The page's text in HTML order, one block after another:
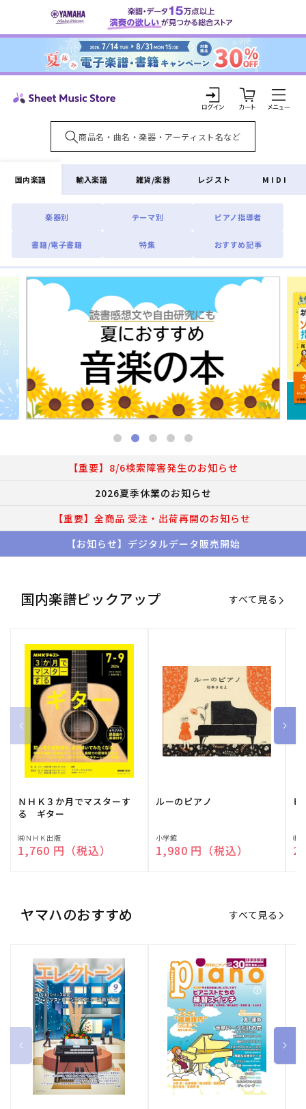
ンツに
ロ
グ
イ
ン
カ
ー
ト
国内楽譜
楽器別 テーマ別 ピアノ指導者
書籍/電子書籍 特集 おすすめ記事
輸入楽譜 雑貨/楽器 レジスト MIDI
【重要】8/6検索障害発生のお知らせ
2026夏季休業のお知らせ
【重要】全商品 受注・出荷再開のお知らせ
【お知らせ】デジタルデータ販売開始
国内楽譜ピックアップ すべて見る
ＮＨＫ３か月でマスターす
る ギター
販
売
㈱ＮＨＫ出版
通常価格
1,760 円（税込）
ルーのピアノ
販
売
小学館
通常価格
1,980 円（税込）
ピ
販
売
㈱
ヤマハのおすすめ すべて見る